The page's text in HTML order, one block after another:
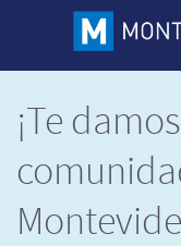
¡Te